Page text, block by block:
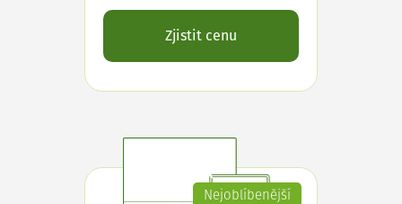
Zjistit cenu
Nejoblíbenější